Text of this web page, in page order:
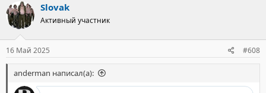
Slovak
Активный участник
16 Май 2025 #608
anderman написал(а):